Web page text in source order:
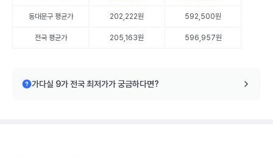
동대문구평균가 202,222원 592,500원
전국 평균가 205,163원 596,957원
가다실 9가 전국 최저가가 궁금하다면?